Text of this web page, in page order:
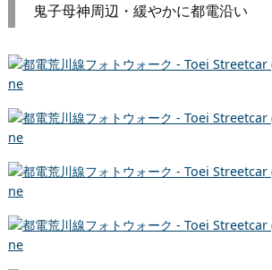
鬼子母神周辺・緩やかに都電沿い